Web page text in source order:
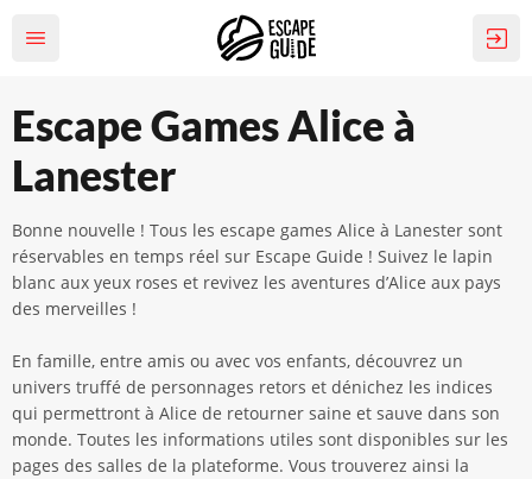
Escape Games Alice à
Lanester
Bonne nouvelle ! Tous les escape games Alice à Lanester sont
réservables en temps réel sur Escape Guide ! Suivez le lapin
blanc aux yeux roses et revivez les aventures d’Alice aux pays
des merveilles !
En famille, entre amis ou avec vos enfants, découvrez un
univers truffé de personnages retors et dénichez les indices
qui permettront à Alice de retourner saine et sauve dans son
monde. Toutes les informations utiles sont disponibles sur les
pages des salles de la plateforme. Vous trouverez ainsi la